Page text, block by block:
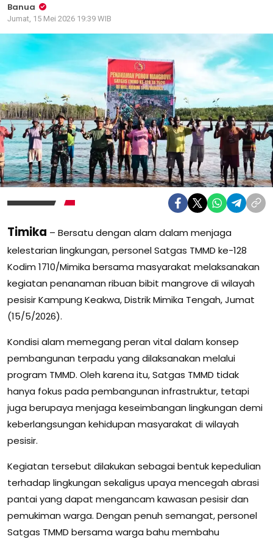
Banua
Jumat, 15 Mei 2026 19:39 WIB
Timika – Bersatu dengan alam dalam menjaga
kelestarian lingkungan, personel Satgas TMMD ke-128
Kodim 1710/Mimika bersama masyarakat melaksanakan
kegiatan penanaman ribuan bibit mangrove di wilayah
pesisir Kampung Keakwa, Distrik Mimika Tengah, Jumat
(15/5/2026).
Kondisi alam memegang peran vital dalam konsep
pembangunan terpadu yang dilaksanakan melalui
program TMMD. Oleh karena itu, Satgas TMMD tidak
hanya fokus pada pembangunan infrastruktur, tetapi
juga berupaya menjaga keseimbangan lingkungan demi
keberlangsungan kehidupan masyarakat di wilayah
pesisir.
Kegiatan tersebut dilakukan sebagai bentuk kepedulian
terhadap lingkungan sekaligus upaya mencegah abrasi
pantai yang dapat mengancam kawasan pesisir dan
pemukiman warga. Dengan penuh semangat, personel
Satgas TMMD bersama warga bahu membahu